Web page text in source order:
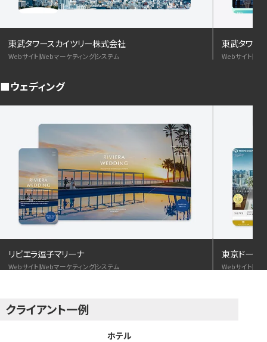
東武タワースカイツリー株式会社
WebサイトWebマーケティングシステム
東武タワー
Webサイト
ウェディング
リビエラ逗子マリーナ
WebサイトWebマーケティングシステム
東京ドーム
Webサイト
クライアント一例
ホテル